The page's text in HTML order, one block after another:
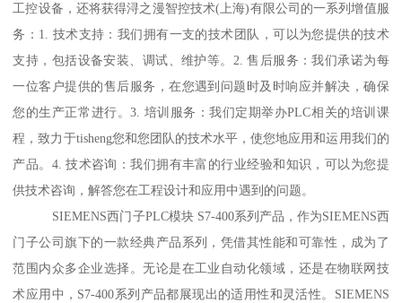
工控设备，还将获得浔之漫智控技术(上海)有限公司的一系列增值服
务：1. 技术支持：我们拥有一支的技术团队，可以为您提供的技术
支持，包括设备安装、调试、维护等。2. 售后服务：我们承诺为每
一位客户提供的售后服务，在您遇到问题时及时响应并解决，确保
您的生产正常进行。3. 培训服务：我们定期举办PLC相关的培训课
程，致力于tisheng您和您团队的技术水平，使您地应用和运用我们的
产品。4. 技术咨询：我们拥有丰富的行业经验和知识，可以为您提
供技术咨询，解答您在工程设计和应用中遇到的问题。
SIEMENS西门子PLC模块 S7-400系列产品，作为SIEMENS西
门子公司旗下的一款经典产品系列，凭借其性能和可靠性，成为了
范围内众多企业选择。无论是在工业自动化领域，还是在物联网技
术应用中，S7-400系列产品都展现出的适用性和灵活性。SIEMENS